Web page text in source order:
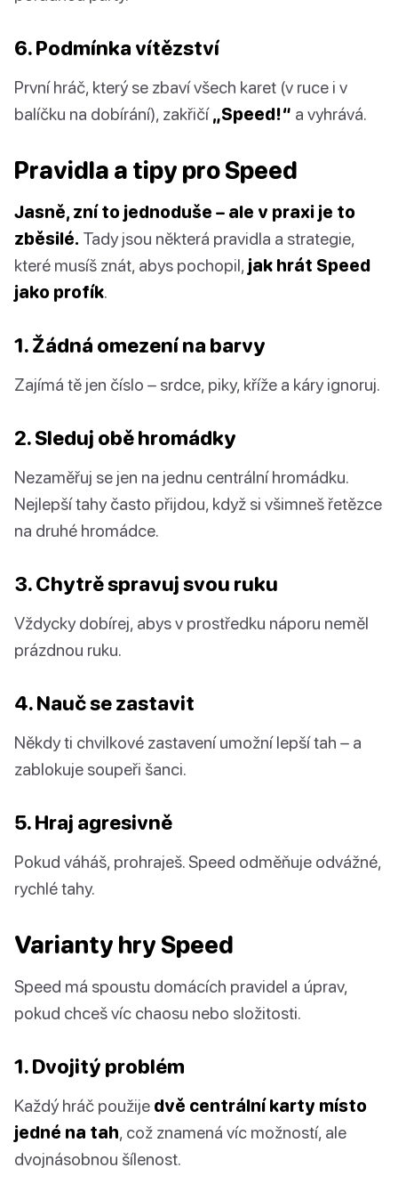
6. Podmínka vítězství
První hráč, který se zbaví všech karet (v ruce i v
balíčku na dobírání), zakřičí„Speed!“ a vyhrává.
Pravidla a tipy pro Speed
Jasně, zní to jednoduše – ale v praxi je to
zběsilé. Tady jsou některá pravidla a strategie,
které musíš znát, abys pochopil, jak hrát Speed
jako profík.
1. Žádná omezení na barvy
Zajímá tě jen číslo – srdce, piky, kříže a káry ignoruj.
2. Sleduj obě hromádky
Nezaměřuj se jen na jednu centrální hromádku.
Nejlepší tahy často přijdou, když si všimneš řetězce
na druhé hromádce.
3. Chytrě spravuj svou ruku
Vždycky dobírej, abys v prostředku náporu neměl
prázdnou ruku.
4. Nauč se zastavit
Někdy ti chvilkové zastavení umožní lepší tah – a
zablokuje soupeři šanci.
5. Hraj agresivně
Pokud váháš, prohraješ. Speed odměňuje odvážné,
rychlé tahy.
Varianty hry Speed
Speed má spoustu domácích pravidel a úprav,
pokud chceš víc chaosu nebo složitosti.
1. Dvojitý problém
Každý hráč použije dvě centrální karty místo
jedné na tah, což znamená víc možností, ale
dvojnásobnou šílenost.